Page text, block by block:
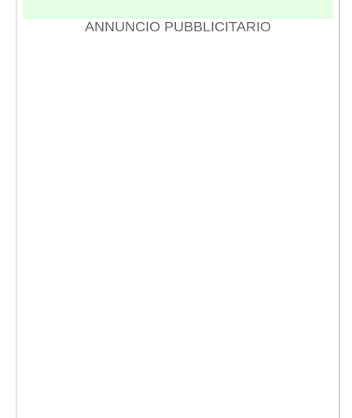
ANNUNCIO PUBBLICITARIO